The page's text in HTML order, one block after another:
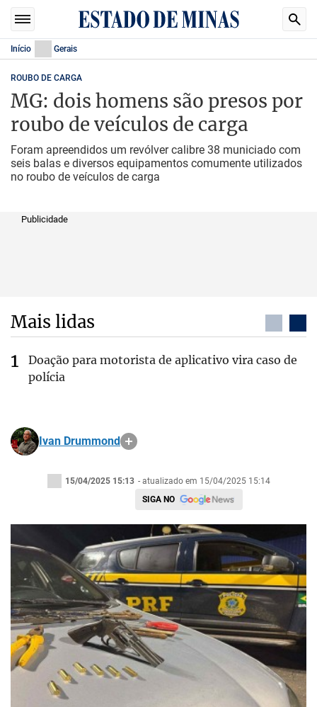
Início Gerais
ROUBO DE CARGA
MG: dois homens são presos por
roubo de veículos de carga
Foram apreendidos um revólver calibre 38 municiado com
seis balas e diversos equipamentos comumente utilizados
no roubo de veículos de carga
Publicidade
Mais lidas
Doação para motorista de aplicativo vira caso de
polícia
Ivan Drummond
15/04/2025 15:13 - atualizado em 15/04/2025 15:14
SIGA NO